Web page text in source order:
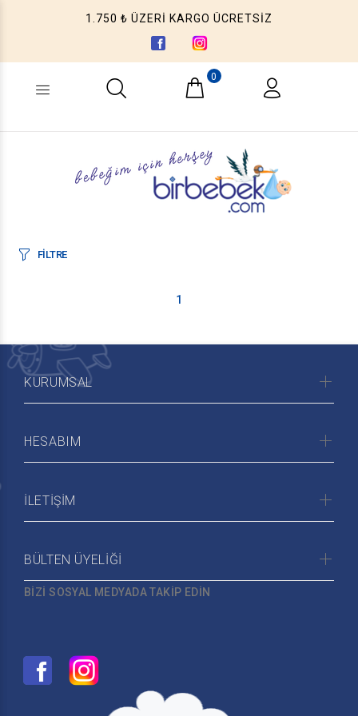
1.750 ₺ ÜZERİ KARGO ÜCRETSİZ
Ne aramıştınız? (Ürün, Kategori ...)
0
FİLTRE
1
KURUMSAL
HESABIM
İLETİŞİM
BÜLTEN ÜYELİĞİ
BİZİ SOSYAL MEDYADA TAKİP EDİN